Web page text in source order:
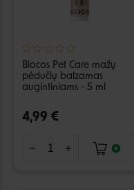
Biocos Pet Care mažų
pėdučių balzamas
augintiniams - 5 ml
4,99 €